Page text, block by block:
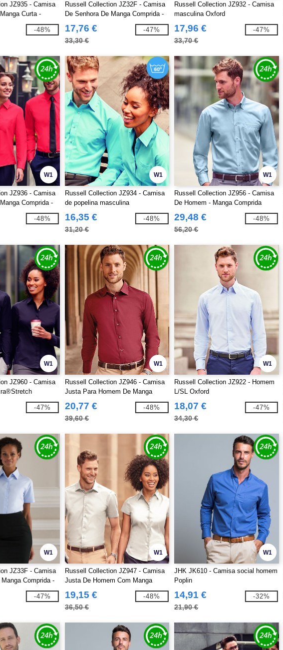
JZ935 - Camisa
Curta -
Care Popline
-48%
Russell Collection JZ32F - Camisa
De Senhora De Manga Comprida -
Easy Care Oxford
17,76 €
33,30 €
-47%
Russell Collection JZ932 - Camisa
masculina Oxford
17,96 €
33,70 €
-47%
W1
JZ936 - Camisa
Comprida -
Care Popline
-48%
W1
Russell Collection JZ934 - Camisa
de popelina masculina
16,35 €
31,20 €
-48%
W1
Russell Collection JZ956 - Camisa
De Homem - Manga Comprida
Ultimate Non-Iron
29,48 €
56,20 €
-48%
W1
JZ960 - Camisa
-47%
W1
Russell Collection JZ946 - Camisa
Justa Para Homem De Manga
Comprida
20,77 €
39,60 €
-48%
W1
Russell Collection JZ922 - Homem
L/SL Oxford
18,07 €
34,30 €
-47%
W1
JZ33F - Camisa
Comprida -
-47%
W1
Russell Collection JZ947 - Camisa
Justa De Homem Com Manga
Curta
19,15 €
36,50 €
-48%
W1
JHK JK610 - Camisa social homem
Poplin
14,91 €
21,90 €
-32%